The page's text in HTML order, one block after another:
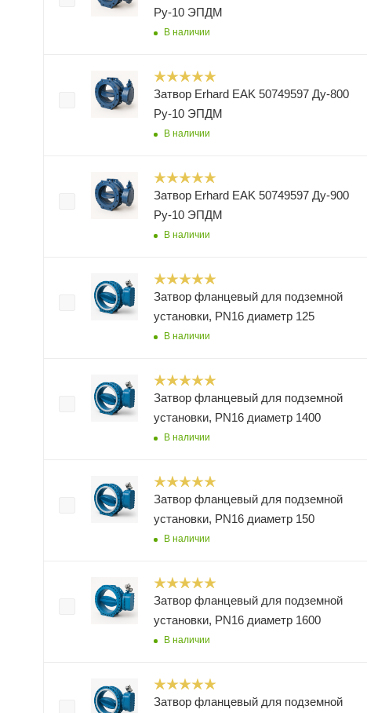
Ру-10 ЭПДМ
В наличии
Затвор Erhard EAK 50749597 Ду-800
Ру-10 ЭПДМ
В наличии
Затвор Erhard EAK 50749597 Ду-900
Ру-10 ЭПДМ
В наличии
Затвор фланцевый для подземной
установки, PN16 диаметр 125
В наличии
Затвор фланцевый для подземной
установки, PN16 диаметр 1400
В наличии
Затвор фланцевый для подземной
установки, PN16 диаметр 150
В наличии
Затвор фланцевый для подземной
установки, PN16 диаметр 1600
В наличии
Затвор фланцевый для подземной